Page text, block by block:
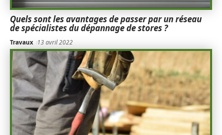
Quels sont les avantages de passer par un réseau
de spécialistes du dépannage de stores ?
Travaux 13 avril 2022